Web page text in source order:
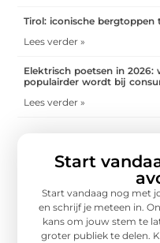
Tirol: iconische bergtoppen
Lees verder »
Elektrisch poetsen in 2026:
populairder wordt bij
Lees verder »
Start
Start vandaag nog met
en schrijf je meteen in.
kans om jouw stem te
groter publiek te delen.